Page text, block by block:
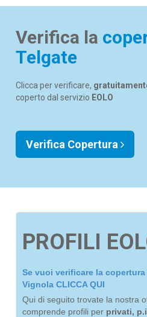
Verifica la
Telgate
Clicca per verificare,
coperto dal servizio EOLO
Verifica Copertura
PROFILI
Se vuoi verificare la
Vignola CLICCA QUI
Qui di seguito trovate la nostra
comprende profili per privati,